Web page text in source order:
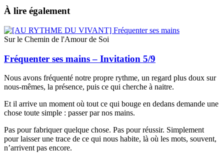
À lire également
Sur le Chemin de l'Amour de Soi
Fréquenter ses mains – Invitation 5/9
Nous avons fréquenté notre propre rythme, un regard plus doux sur
nous-mêmes, la présence, puis ce qui cherche à naitre.
Et il arrive un moment où tout ce qui bouge en dedans demande une
chose toute simple : passer par nos mains.
Pas pour fabriquer quelque chose. Pas pour réussir. Simplement
pour laisser une trace de ce qui nous habite, là où les mots, souvent,
n’arrivent pas encore.